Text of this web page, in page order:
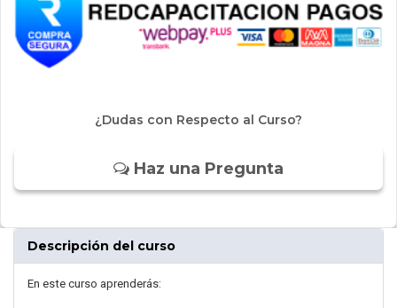
¿Dudas con Respecto al Curso?
Haz una Pregunta
Descripción del curso
En este curso aprenderás: